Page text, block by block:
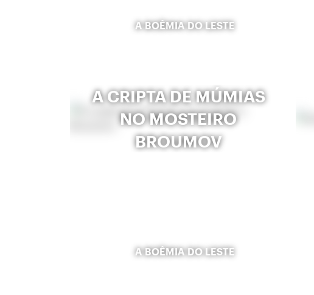
A BOÊMIA DO LESTE
A CRIPTA DE MÚMIAS
NO MOSTEIRO
BROUMOV
A BOÊMIA DO LESTE